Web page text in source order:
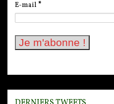
E-mail *